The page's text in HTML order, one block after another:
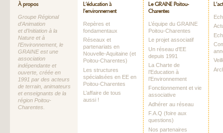
À propos
Groupe Régional
d’Animation
et d’Initiation à la
Nature et à
l’Environnement, le
GRAINE est une
association
indépendante et
ouverte, créée en
1991 par des acteurs
de terrain, animateurs
et enseignants de la
région Poitou-
Charentes.
L’éducation à
l’environnement
Repères et
fondamentaux
Réseaux et
partenariats en
Nouvelle-Aquitaine (et
Poitou-Charentes)
Les structures
spécialisées en EE en
Poitou-Charentes
L’affaire de tous
aussi !
Le GRAINE Poitou-
Charentes
L’équipe du GRAINE
Poitou-Charentes
Le projet associatif
Un réseau d’EE
depuis 1991
La Charte de
l’Education à
l’Environnement
Fonctionnement et vie
associative
Adhérer au réseau
F.A.Q (foire aux
questions)
Nos partenaires